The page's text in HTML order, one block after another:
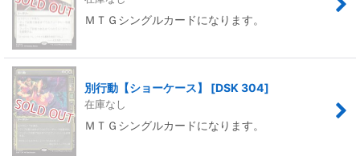
ＭＴＧシングルカードになります。
別行動【ショーケース】 [DSK 304]
在庫なし
ＭＴＧシングルカードになります。